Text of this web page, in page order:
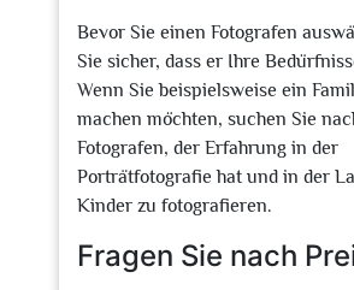
Bevor Sie einen Fotografen
Sie sicher, dass er Ihre
Wenn Sie beispielsweise ein
machen möchten, suchen Sie
Fotografen, der Erfahrung in der
Porträtfotografie hat und in der
Kinder zu fotografieren.
Fragen Sie nach